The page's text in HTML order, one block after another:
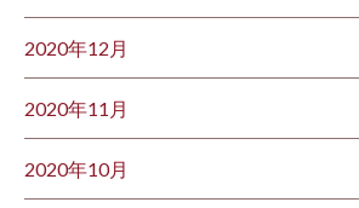
2020年12月
2020年11月
2020年10月